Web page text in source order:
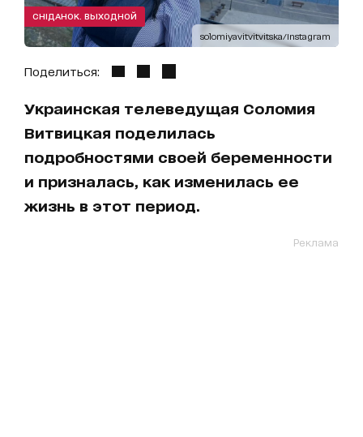
solomiyavitvitvitska/Instagram
СНІДАНОК. ВЫХОДНОЙ
Поделиться:
Украинская телеведущая Соломия
Витвицкая поделилась
подробностями своей беременности
и призналась, как изменилась ее
жизнь в этот период.
Реклама